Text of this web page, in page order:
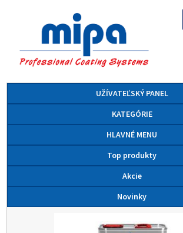
UŽÍVATEĽSKÝ PANEL
KATEGÓRIE
HLAVNÉ MENU
Top produkty
Akcie
Novinky